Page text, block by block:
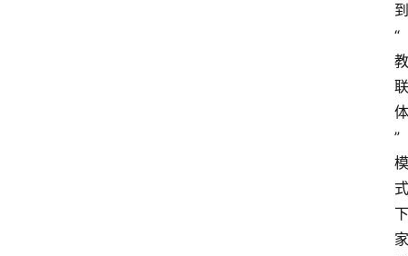
到
“
教
联
体
”
模
式
下
家